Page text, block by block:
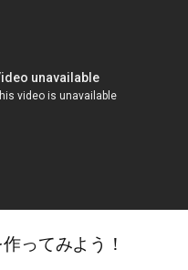
ってみよう！